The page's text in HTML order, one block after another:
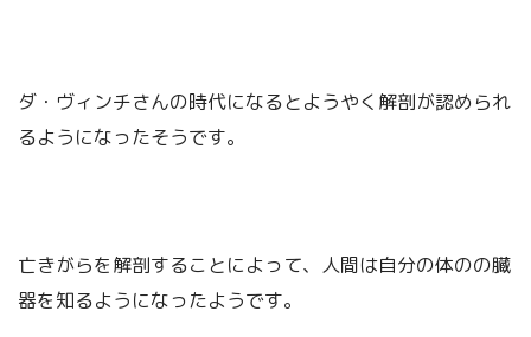
ダ・ヴィンチさんの時代になるとようやく解剖が認められ
るようになったそうです。
亡きがらを解剖することによって、人間は自分の体のの臓
器を知るようになったようです。